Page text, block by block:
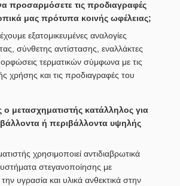
προσαρμόσετε τις προδιαγραφές
μας πρότυπα κοινής ωφέλειας;
εξατομικευμένες αναλογίες
σύνθετης αντίστασης, εναλλάκτες
τερματικών σύμφωνα με τις
χρήσης και τις προδιαγραφές του
ο μετασχηματιστής κατάλληλος για
ή περιβάλλοντα υψηλής
χρησιμοποιεί αντιδιαβρωτικά
στεγανοποίησης με
υγρασία και υλικά ανθεκτικά στην